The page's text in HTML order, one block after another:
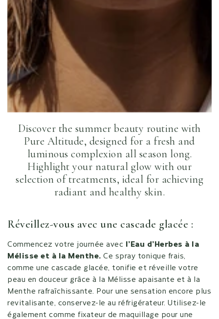
Discover the summer beauty routine with
Pure Altitude, designed for a fresh and
luminous complexion all season long.
Highlight your natural glow with our
selection of treatments, ideal for achieving
radiant and healthy skin.
Réveillez-vous avec une cascade glacée :
Commencez votre journée avec l’Eau d’Herbes à la
Mélisse et à la Menthe. Ce spray tonique frais,
comme une cascade glacée, tonifie et réveille votre
peau en douceur grâce à la Mélisse apaisante et à la
Menthe rafraîchissante. Pour une sensation encore plus
revitalisante, conservez-le au réfrigérateur. Utilisez-le
également comme fixateur de maquillage pour une